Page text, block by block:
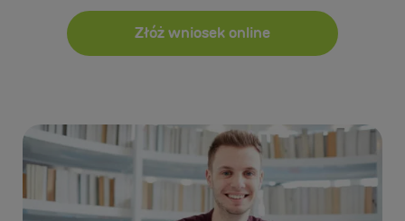
Złóż wniosek online